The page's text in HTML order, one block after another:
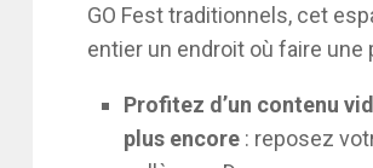
GO Fest traditionnels, cet
entier un endroit où faire une
Profitez d’un contenu
plus encore : reposez